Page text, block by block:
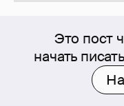
Это пост
начать